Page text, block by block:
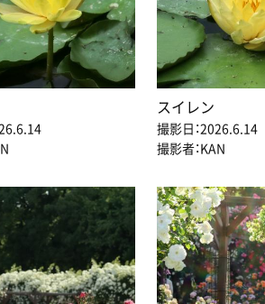
スイレン
撮影日：2026.6.14
撮影者：KAN